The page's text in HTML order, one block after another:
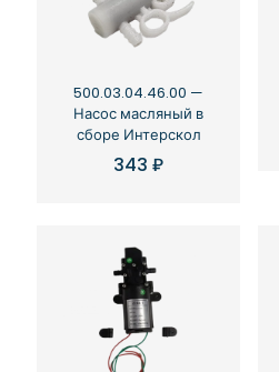
500.03.04.46.00 —
Насос масляный в
сборе Интерскол
343₽